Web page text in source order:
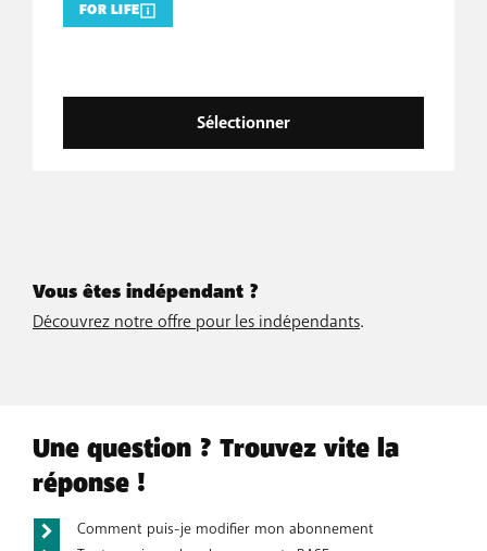
FOR LIFE
Sélectionner
Vous êtes indépendant ?
Découvrez notre offre pour les indépendants.
Une question ? Trouvez vite la
réponse !
Comment puis-je modifier mon abonnement